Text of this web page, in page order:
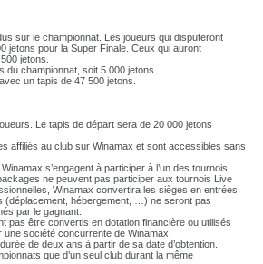
sur le championnat. Les joueurs qui disputeront
jetons pour la Super Finale. Ceux qui auront
jetons.
du championnat, soit 5 000 jetons
un tapis de 47 500 jetons.
Le tapis de départ sera de 20 000 jetons
affiliés au club sur Winamax et sont accessibles sans
s’engagent à participer à l’un des tournois
ne peuvent pas participer aux tournois Live
Winamax convertira les sièges en entrées
hébergement,
) ne seront pas
par le gagnant.
pas être convertis en dotation financière ou utilisés
société concurrente de Winamax.
de deux ans à partir de sa date d’obtention.
que d’un seul club durant la même